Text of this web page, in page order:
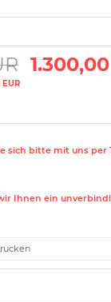
EUR
sich bitte mit uns per
Ihnen ein